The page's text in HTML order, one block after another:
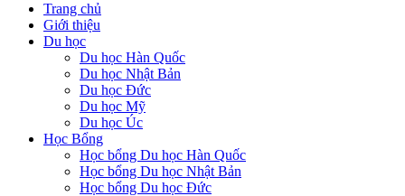
Trang chủ
Giới thiệu
Du học
Du học Hàn Quốc
Du học Nhật Bản
Du học Đức
Du học Mỹ
Du học Úc
Học Bổng
Học bổng Du học Hàn Quốc
Học bổng Du học Nhật Bản
Học bổng Du học Đức